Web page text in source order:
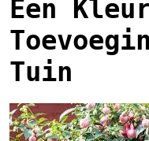
Een
Tuin